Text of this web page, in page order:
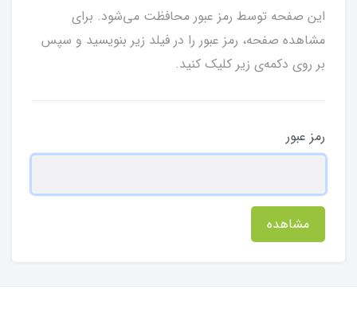
این صفحه توسط رمز عبور محافظت می‌شود. برای
مشاهده صفحه، رمز عبور را در فیلد زیر بنویسید و سپس
بر روی دکمه‌ی زیر کلیک کنید.
رمز عبور
مشاهده